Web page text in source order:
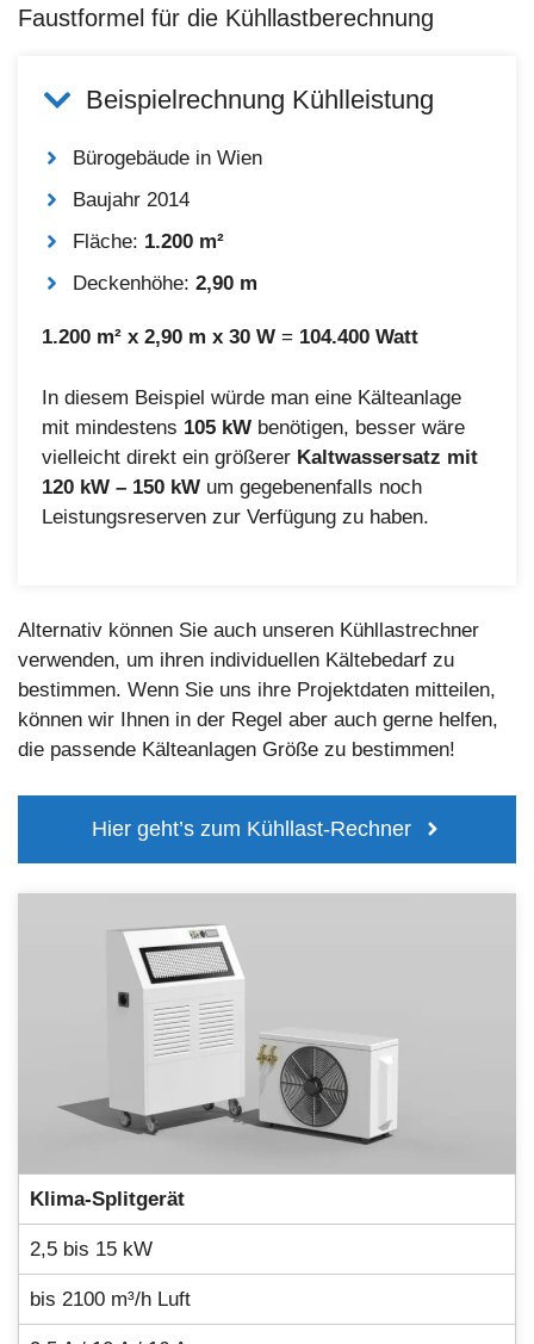
Faustformel für die Kühllastberechnung
Beispielrechnung Kühlleistung
Bürogebäude in Wien
Baujahr 2014
Fläche: 1.200 m²
Deckenhöhe: 2,90 m
1.200 m² x 2,90 m x 30 W = 104.400 Watt
In diesem Beispiel würde man eine Kälteanlage
mit mindestens 105 kW benötigen, besser wäre
vielleicht direkt ein größerer Kaltwassersatz mit
120 kW – 150 kW um gegebenenfalls noch
Leistungsreserven zur Verfügung zu haben.
Alternativ können Sie auch unseren Kühllastrechner
verwenden, um ihren individuellen Kältebedarf zu
bestimmen. Wenn Sie uns ihre Projektdaten mitteilen,
können wir Ihnen in der Regel aber auch gerne helfen,
die passende Kälteanlagen Größe zu bestimmen!
Hier geht’s zum Kühllast-Rechner
Klima-Splitgerät
2,5 bis 15 kW
bis 2100 m³/h Luft